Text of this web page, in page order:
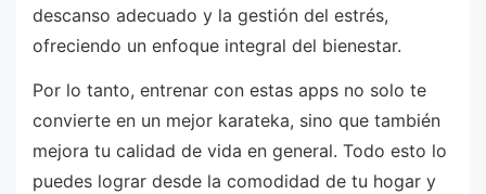
descanso adecuado y la gestión del estrés,
ofreciendo un enfoque integral del bienestar.
Por lo tanto, entrenar con estas apps no solo te
convierte en un mejor karateka, sino que también
mejora tu calidad de vida en general. Todo esto lo
puedes lograr desde la comodidad de tu hogar y